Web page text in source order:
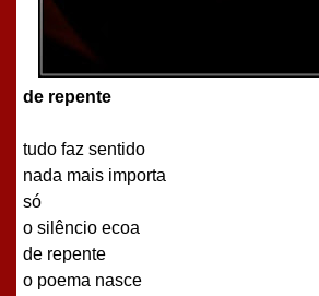
de repente
tudo faz sentido
nada mais importa
só
o silêncio ecoa
de repente
o poema nasce